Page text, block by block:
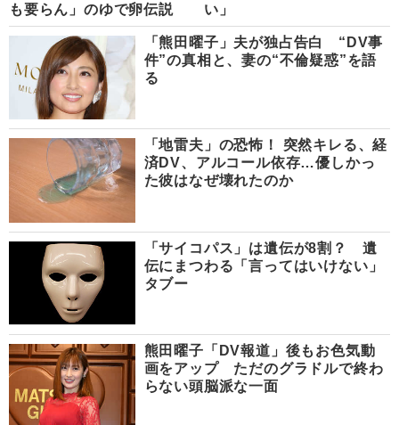
も要らん」のゆで卵伝説
い」
「熊田曜子」夫が独占告白 “DV事
件”の真相と、妻の“不倫疑惑”を語
る
「地雷夫」の恐怖！ 突然キレる、経
済DV、アルコール依存…優しかっ
た彼はなぜ壊れたのか
「サイコパス」は遺伝が8割？ 遺
伝にまつわる「言ってはいけない」
タブー
熊田曜子「DV報道」後もお色気動
画をアップ ただのグラドルで終わ
らない頭脳派な一面